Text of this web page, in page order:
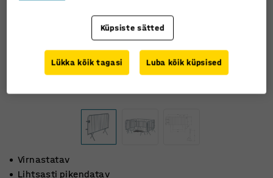
Virnastatav
Lihtsasti pikendatav
Küpsiste sätted
Lükka kõik tagasi Luba kõik küpsised